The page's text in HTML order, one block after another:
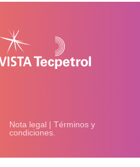
Nota legal | Términos y
condiciones.